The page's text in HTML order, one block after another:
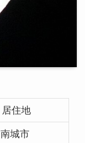
居住地
南城市